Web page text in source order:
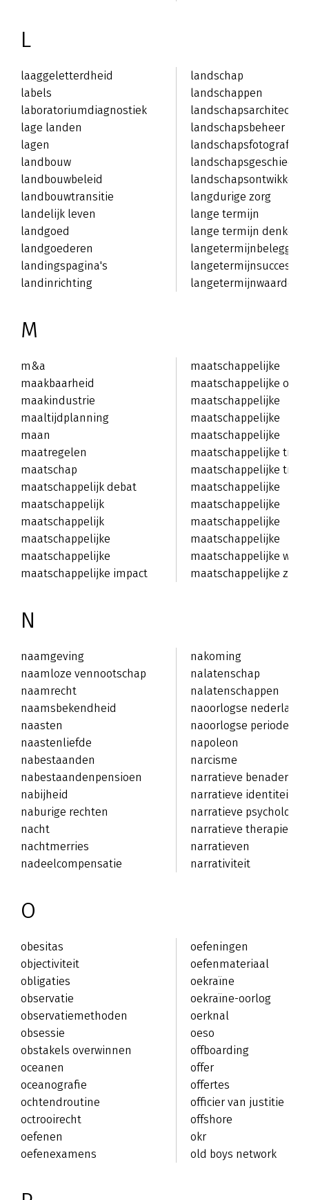
L
laaggeletterdheid
labels
laboratoriumdiagnostiek
lage landen
lagen
landbouw
landbouwbeleid
landbouwtransitie
landelijk leven
landgoed
landgoederen
landingspagina's
landinrichting
landschap
landschappen
landschapsbeheer
landschapsfotografie
langdurige zorg
lange termijn
lange termijn denken
langetermijnbeleggen
langetermijnsucces
M
m&a
maakbaarheid
maakindustrie
maaltijdplanning
maan
maatregelen
maatschap
maatschappelijk debat
maatschappelijk
middenveld
maatschappelijk
verantwoord ondernemen
maatschappelijke
betrokkenheid
maatschappelijke
effectiviteit
maatschappelijke impact
maatschappelijke
ondersteuning
maatschappelijke
maatschappelijke
organisaties
maatschappelijke
problemen
maatschappelijke
relevantie
maatschappelijke
maatschappelijke
maatschappelijke
uitdagingen
maatschappelijke
veiligheid
maatschappelijke
verandering
maatschappelijke
verwachtingen
maatschappelijke
maatschappelijke zorg
N
naamgeving
naamloze vennootschap
naamrecht
naamsbekendheid
naasten
naastenliefde
nabestaanden
nabestaandenpensioen
nabijheid
naburige rechten
nacht
nachtmerries
nadeelcompensatie
nakoming
nalatenschap
nalatenschappen
naoorlogse nederland
naoorlogse periode
napoleon
narcisme
narratieve benadering
narratieve identiteit
narratieve psychologie
narratieve therapie
narratieven
narrativiteit
O
obesitas
objectiviteit
obligaties
observatie
observatiemethoden
obsessie
obstakels overwinnen
oceanen
oceanografie
ochtendroutine
octrooirecht
oefenen
oefenexamens
oefeningen
oefenmateriaal
oekraïne
oekraïne-oorlog
oerknal
oeso
offboarding
offer
offertes
officier van justitie
offshore
okr
old boys network